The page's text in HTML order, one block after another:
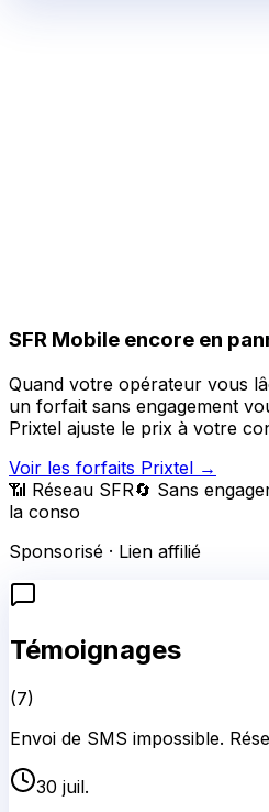
SFR Mobile encore en
Quand votre opérateur vous
un forfait sans engagement
Prixtel ajuste le prix à votre
Voir les forfaits Prixtel →
📶 Réseau SFR🔄 Sans
la conso
Sponsorisé · Lien affilié
Témoignages
(7)
Envoi de SMS impossible.
30 juil.